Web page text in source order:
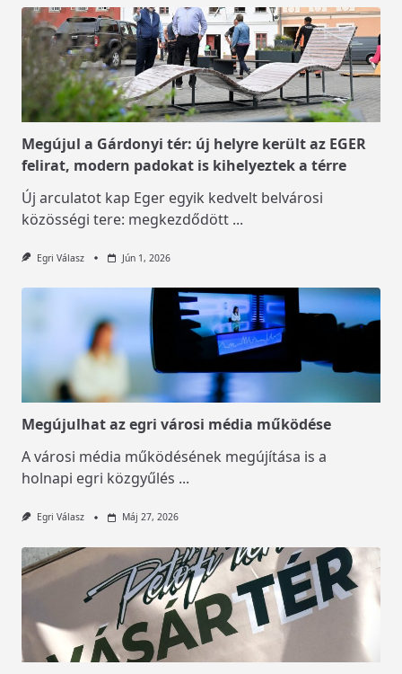
Megújul a Gárdonyi tér: új helyre került az EGER
felirat, modern padokat is kihelyeztek a térre
Új arculatot kap Eger egyik kedvelt belvárosi
közösségi tere: megkezdődött ...
Egri Válasz Jún 1, 2026
Megújulhat az egri városi média működése
A városi média működésének megújítása is a
holnapi egri közgyűlés ...
Egri Válasz Máj 27, 2026